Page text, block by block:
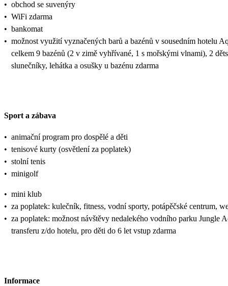
• obchod se suvenýry
• WiFi zdarma
• bankomat
• možnost využití vyznačených barů a bazénů v sousedním hotelu
celkem 9 bazénů (2 v zimě vyhřívané, 1 s mořskými vlnami), 2
slunečníky, lehátka a osušky u bazénu zdarma
Sport a zábava
• animační program pro dospělé a děti
• tenisové kurty (osvětlení za poplatek)
• stolní tenis
• minigolf
• mini klub
• za poplatek: kulečník, fitness, vodní sporty, potápěčské centrum,
• za poplatek: možnost návštěvy nedalekého vodního parku Jungle
transferu z/do hotelu, pro děti do 6 let vstup zdarma
Informace